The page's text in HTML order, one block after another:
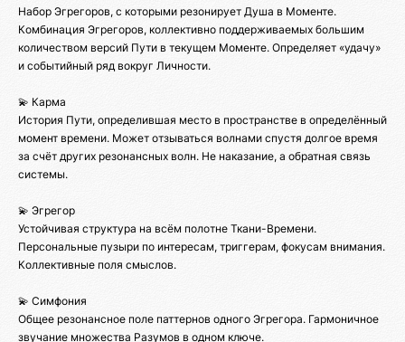
Набор Эгрегоров, с которыми резонирует Душа в Моменте.
Комбинация Эгрегоров, коллективно поддерживаемых большим
количеством версий Пути в текущем Моменте. Определяет «удачу»
и событийный ряд вокруг Личности.
💫 Карма
История Пути, определившая место в пространстве в определённый
момент времени. Может отзываться волнами спустя долгое время
за счёт других резонансных волн. Не наказание, а обратная связь
системы.
💫 Эгрегор
Устойчивая структура на всём полотне Ткани-Времени.
Персональные пузыри по интересам, триггерам, фокусам внимания.
Коллективные поля смыслов.
💫 Симфония
Общее резонансное поле паттернов одного Эгрегора. Гармоничное
звучание множества Разумов в одном ключе.